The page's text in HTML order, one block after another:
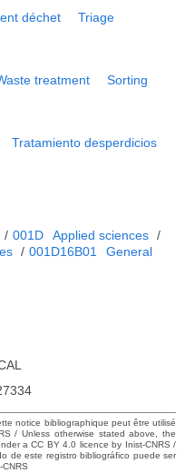
déchet
Triage
treatment
Sorting
Tratamiento desperdicios
/ 001D Applied sciences /
/ 001D16B01 General
notice bibliographique peut être utilisé
/ Unless otherwise stated above, the
a CC BY 4.0 licence by Inist-CNRS /
de este registro bibliográfico puede ser